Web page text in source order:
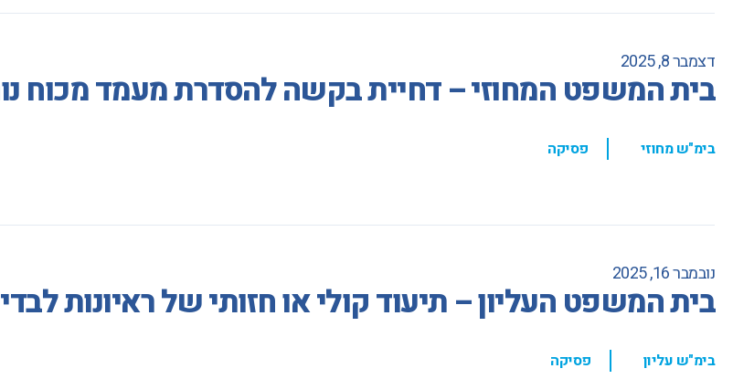
דצמבר 8, 2025
בית המשפט המחוזי – דחיית בקשה להסדרת מעמד מכוח
בימ"ש מחוזי , פסיקה
נובמבר 16, 2025
בית המשפט העליון – תיעוד קולי או חזותי של ראיונות
בימ"ש עליון , פסיקה